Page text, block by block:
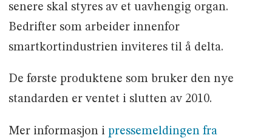
senere skal styres av et uavhengig organ.
Bedrifter som arbeider innenfor
smartkortindustrien inviteres til å delta.
De første produktene som bruker den nye
standarden er ventet i slutten av 2010.
Mer informasjon i pressemeldingen fra